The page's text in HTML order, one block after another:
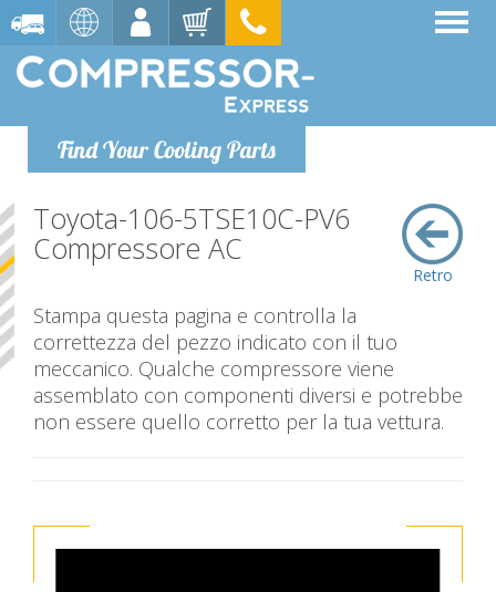
Find Your Cooling Parts
Retro
Toyota-106-5TSE10C-PV6
Compressore AC
Stampa questa pagina e controlla la
correttezza del pezzo indicato con il tuo
meccanico. Qualche compressore viene
assemblato con componenti diversi e potrebbe
non essere quello corretto per la tua vettura.